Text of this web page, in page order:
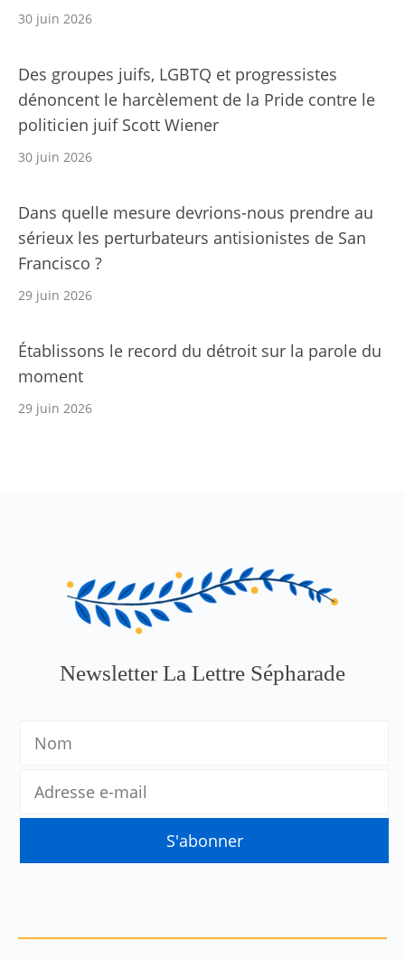
30 juin 2026
Des groupes juifs, LGBTQ et progressistes
dénoncent le harcèlement de la Pride contre le
politicien juif Scott Wiener
30 juin 2026
Dans quelle mesure devrions-nous prendre au
sérieux les perturbateurs antisionistes de San
Francisco ?
29 juin 2026
Établissons le record du détroit sur la parole du
moment
29 juin 2026
Newsletter La Lettre Sépharade